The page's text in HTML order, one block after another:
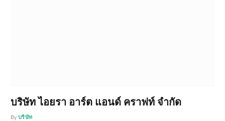
บริษัท ไอยรา อาร์ต แอนด์ คราฟท์ จำกัด
By บริษัท